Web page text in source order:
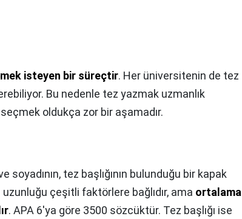
isteyen bir süreçtir. Her üniversitenin de tez
Bu nedenle tez yazmak uzmanlık
oldukça zor bir aşamadır.
tez başlığının bulunduğu bir kapak
çeşitli faktörlere bağlıdır, ama ortalama
. APA 6'ya göre 3500 sözcüktür. Tez başlığı ise